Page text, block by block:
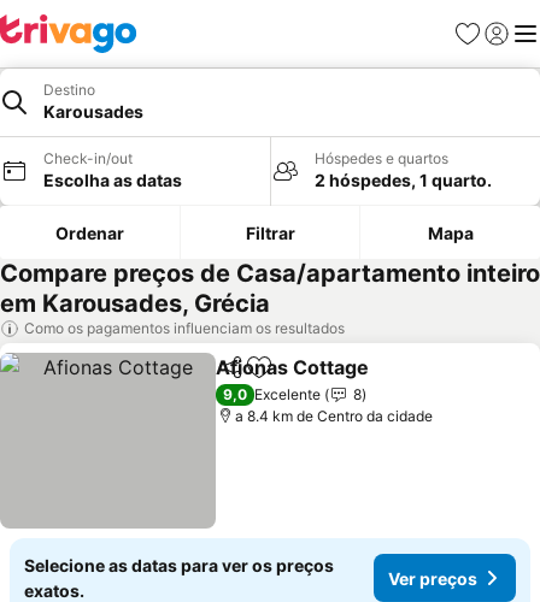
Favoritos
Iniciar
Destino
Karousades
Check-in/out
Escolha as datas
Hóspedes e quartos
2 hóspedes, 1 quarto.
Ordenar Filtrar Mapa
Compare preços de Casa/apartamento inteiro
em Karousades, Grécia
Como os pagamentos influenciam os resultados
PartilharAdicionar aos favoritos
Afionas Cottage
9,0 Excelente
8
a 8.4 km de Centro da cidade
Selecione as datas para ver os preços
exatos.
Ver preços